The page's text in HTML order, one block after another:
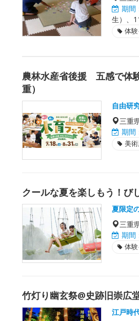
期間
生）、
体
農林水産省後援 五感で体
重）
自由研
三重
期間
美
クールな夏を楽しもう！び
夏限定
三重
期間
体
竹灯り幽玄祭@史跡旧崇広
江戸時